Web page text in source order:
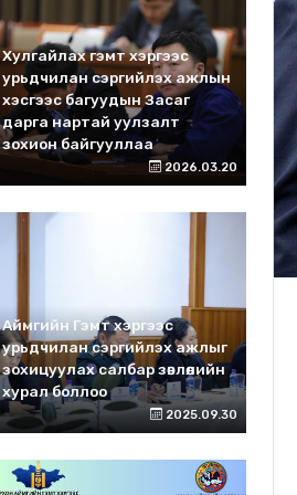
Хулгайлах гэмт хэргээс
урьдчилан сэргийлэх ажлын
хэсгээс багуудын Засаг
дарга нартай уулзалт
зохион байгууллаа
2026.03.20
Аймгийн Гэмт хэргээс
урьдчилан сэргийлэх ажлыг
зохицуулах салбар зөвлөлийн
хурал боллоо
2025.09.30